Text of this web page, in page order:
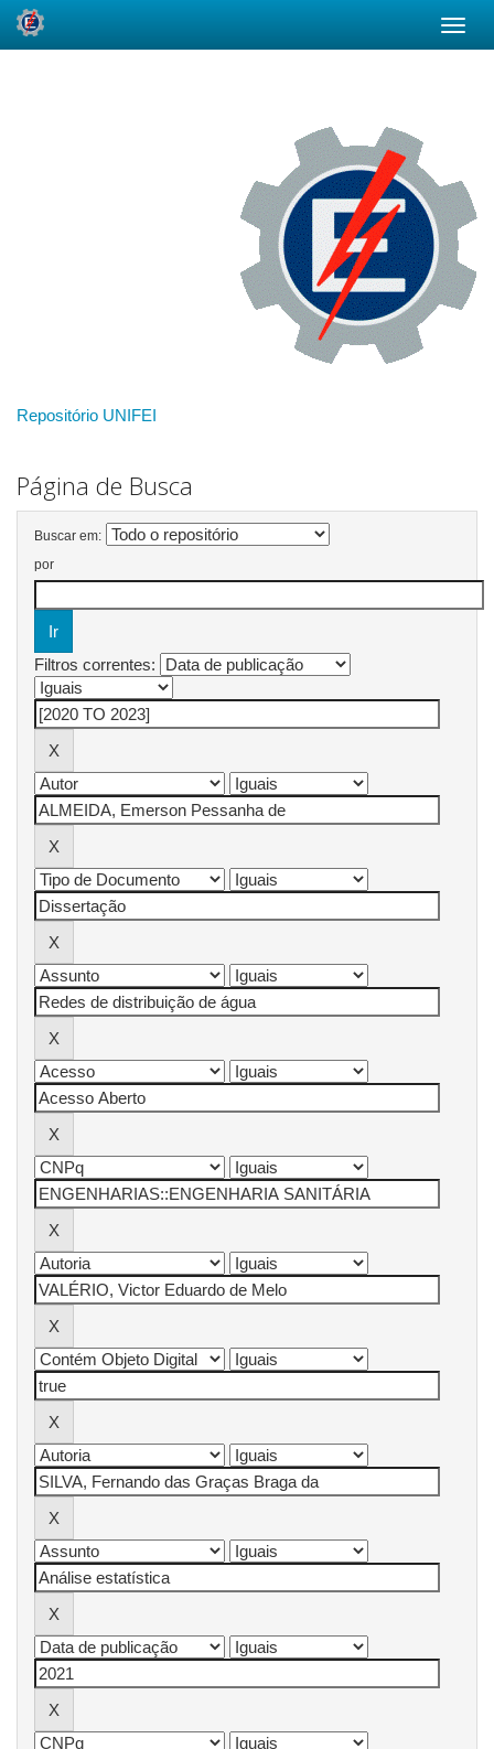
Repositório UNIFEI
Página de Busca
Buscar em:
por
Filtros correntes: